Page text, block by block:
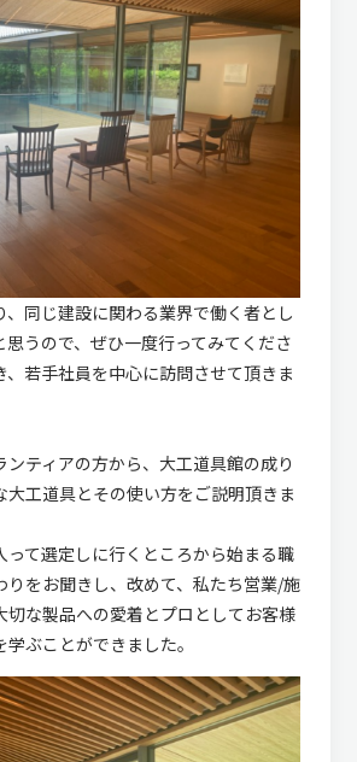
、同じ建設に関わる業界で働く者とし
思うので、ぜひ一度行ってみてくださ
、若手社員を中心に訪問させて頂きま
ンティアの方から、大工道具館の成り
大工道具とその使い方をご説明頂きま
って選定しに行くところから始まる職
りをお聞きし、改めて、私たち営業/施
切な製品への愛着とプロとしてお客様
ぶことができました。